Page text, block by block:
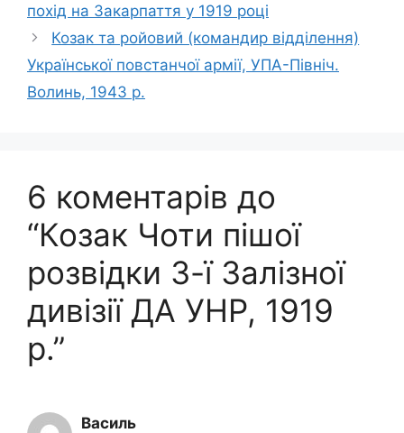
похід на Закарпаття у 1919 році
Козак та ройовий (командир відділення)
Української повстанчої армії, УПА-Північ.
Волинь, 1943 р.
6 коментарів до
“Козак Чоти пішої
розвідки 3-ї Залізної
дивізії ДА УНР, 1919
р.”
Василь